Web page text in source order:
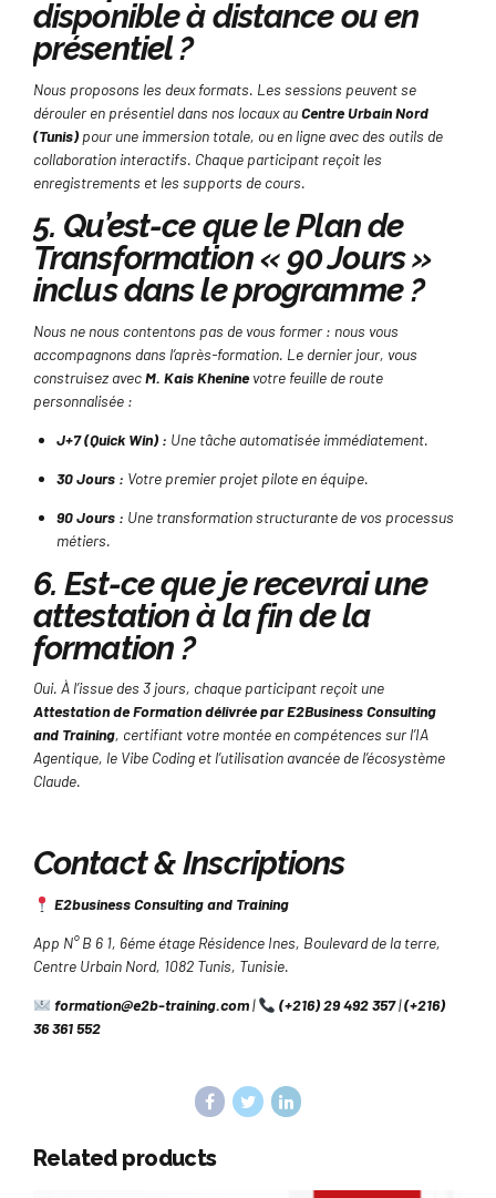
disponible à distance ou en
présentiel ?
Nous proposons les deux formats. Les sessions peuvent se
dérouler en présentiel dans nos locaux auCentre Urbain Nord
(Tunis) pour une immersion totale, ou en ligne avec des outils de
collaboration interactifs. Chaque participant reçoit les
enregistrements et les supports de cours.
5. Qu’est-ce que le Plan de
Transformation « 90 Jours »
inclus dans le programme ?
Nous ne nous contentons pas de vous former : nous vous
accompagnons dans l’après-formation. Le dernier jour, vous
construisez avecM. Kais Khenine votre feuille de route
personnalisée :
J+7 (Quick Win) : Une tâche automatisée immédiatement.
30 Jours : Votre premier projet pilote en équipe.
90 Jours : Une transformation structurante de vos processus
métiers.
6. Est-ce que je recevrai une
attestation à la fin de la
formation ?
Oui. À l’issue des 3 jours, chaque participant reçoit une
Attestation de Formation délivrée par E2Business Consulting
and Training, certifiant votre montée en compétences sur l’IA
Agentique, le Vibe Coding et l’utilisation avancée de l’écosystème
Claude.
Contact & Inscriptions
E2business Consulting and Training
App N° B 6 1, 6éme étage Résidence Ines, Boulevard de la terre,
Centre Urbain Nord, 1082 Tunis, Tunisie.
formation@e2b-training.com| (+216) 29 492 357|(+216)
36 361 552
Related products